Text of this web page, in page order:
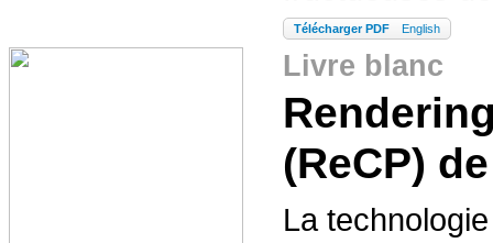
Télécharger PDF English
Livre blanc
(ReCP)
La